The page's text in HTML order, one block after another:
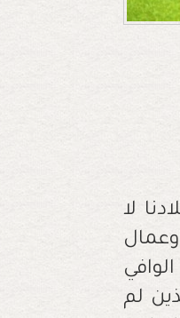
لا
عن 85 سنة، والذين لم